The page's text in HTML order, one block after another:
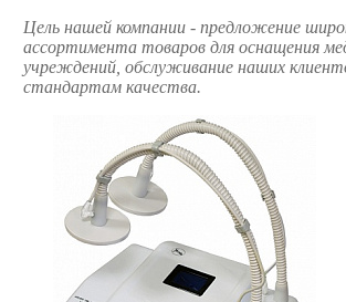
Цель нашей компании - предложение
ассортимента товаров для оснащения
учреждений, обслуживание наших
стандартам качества.